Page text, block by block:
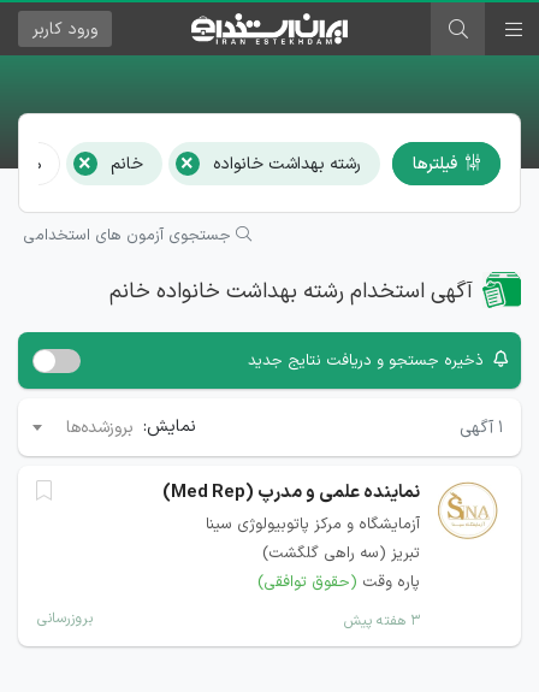
ورود کاربر
فیلترها رشته بهداشت خانواده × خانم × همه
جستجوی آزمون های استخدامی
آگهی استخدام رشته بهداشت خانواده خانم
ذخیره جستجو و دریافت نتایج جدید
۱ آگهی نمایش: بروزشده‌ها
نماینده علمی و مدرپ (Med Rep)
آزمایشگاه و مرکز پاتوبیولوژی سینا
تبریز (سه راهی گلگشت)
پاره وقت (حقوق توافقی)
۳ هفته پیش بروزرسانی